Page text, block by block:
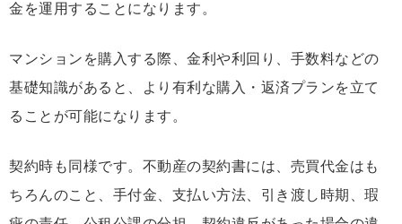
金を運用することになります。
マンションを購入する際、金利や利回り、手数料などの
基礎知識があると、より有利な購入・返済プランを立て
ることが可能になります。
契約時も同様です。不動産の契約書には、売買代金はも
ちろんのこと、手付金、支払い方法、引き渡し時期、瑕